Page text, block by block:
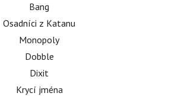
Bang
Osadníci z Katanu
Monopoly
Dobble
Dixit
Krycí jména